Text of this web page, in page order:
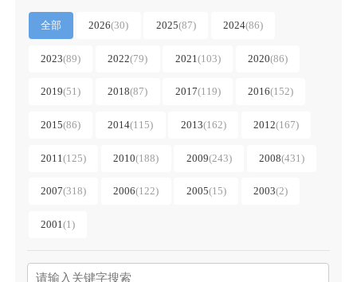
全部 2026(30) 2025(87) 2024(86)
2023(89) 2022(79) 2021 (103) 2020(86)
2019(51) 2018(87) 2017(119) 2016(152)
2015(86) 2014(115) 2013(162) 2012(167)
2011(125) 2010(188) 2009(243) 2008(431 )
2007(318) 2006(122) 2005(15) 2003(2)
2001(1)